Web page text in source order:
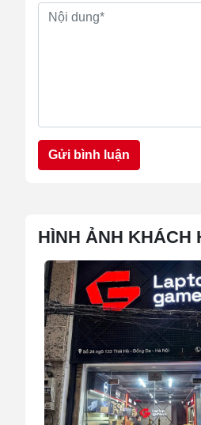
Gửi bình luận
HÌNH ẢNH KHÁCH